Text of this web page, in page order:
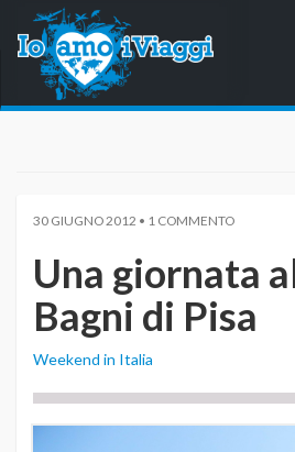
30 GIUGNO 2012 • 1 COMMENTO
Una giornata
Bagni di Pisa
Weekend in Italia